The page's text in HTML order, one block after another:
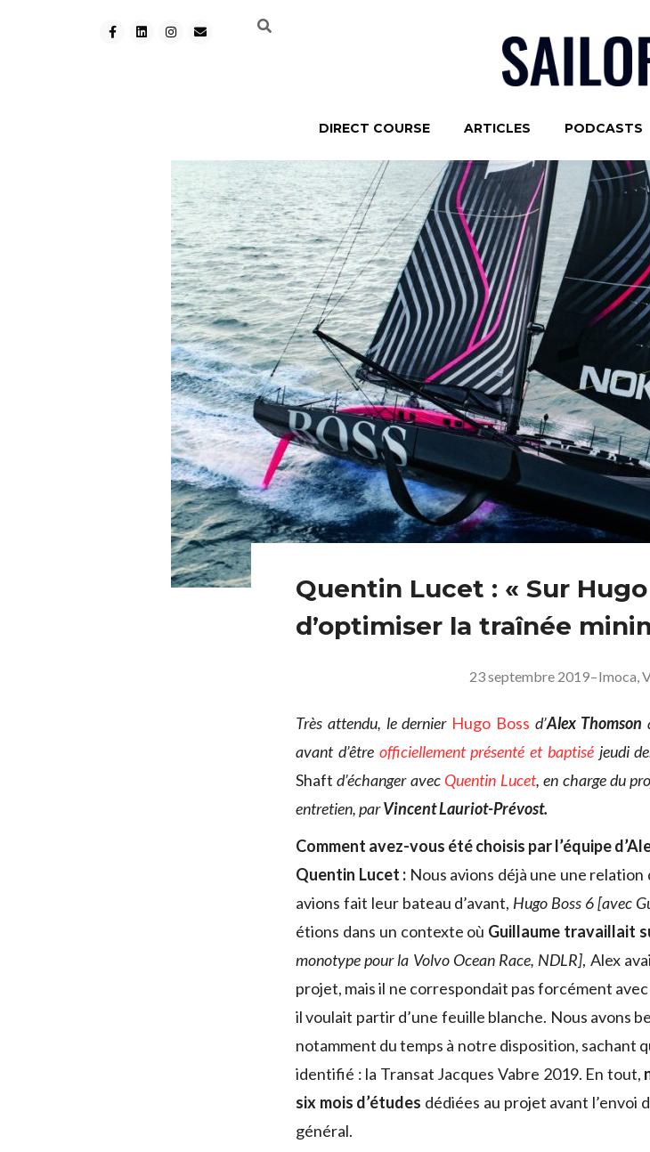
DIRECT COURSE ARTICLES PODCASTS
Quentin Lucet : « Sur Hugo
d’optimiser la traînée
23 septembre 2019–Imoca,
Très attendu, le dernier Hugo Boss d’Alex Thomson
avant d’être officiellement présenté et baptiséjeudi
Shaft d’échanger avec Quentin Lucet, en charge du
entretien, parVincent Lauriot-Prévost.
Comment avez-vous été choisis par l’équipe
Quentin Lucet : Nous avions déjà une une
avions fait leur bateau d’avant, Hugo Boss 6[avec
étions dans un contexte où Guillaume travaillait
monotype pour la Volvo Ocean Race, NDLR], Alex
projet, mais il ne correspondait pas forcément
il voulait partir d’une feuille blanche. Nous avons
notamment du temps à notre disposition, sachant
identifié : la Transat Jacques Vabre 2019. En tout,
six mois d’études dédiées au projet avant l’envoi
général.